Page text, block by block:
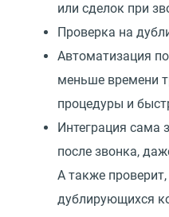
или сделок при
Проверка на
Автоматизация
меньше времени
процедуры и
Интеграция сама
после звонка,
А также
дублирующихся